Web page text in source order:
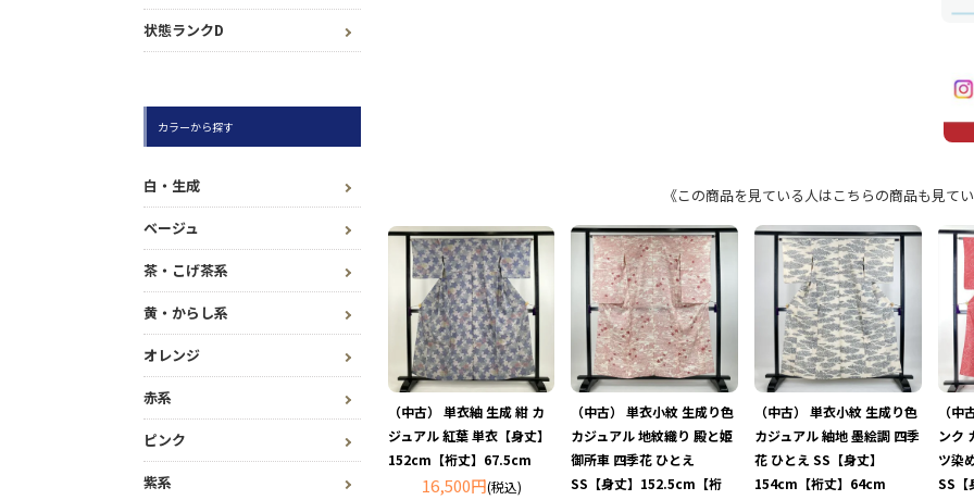
状態ランクD
カラーから探す
白・生成
ベージュ
茶・こげ茶系
黄・からし系
オレンジ
赤系
ピンク
紫系
《この商品を見ている人はこちらの商品も見て
（中古） 単衣紬 生成 紺 カ
ジュアル 紅葉 単衣【身丈】
152cm【裄丈】67.5cm
16,500円(税込)
（中古） 単衣小紋 生成り色
カジュアル 地紋織り 殿と姫
御所車 四季花 ひとえ
SS【身丈】152.5cm【裄
（中古） 単衣小紋 生成り色
カジュアル 紬地 墨絵調 四季
花 ひとえ SS【身丈】
154cm【裄丈】64cm
（
ンク
ツ染
SS【